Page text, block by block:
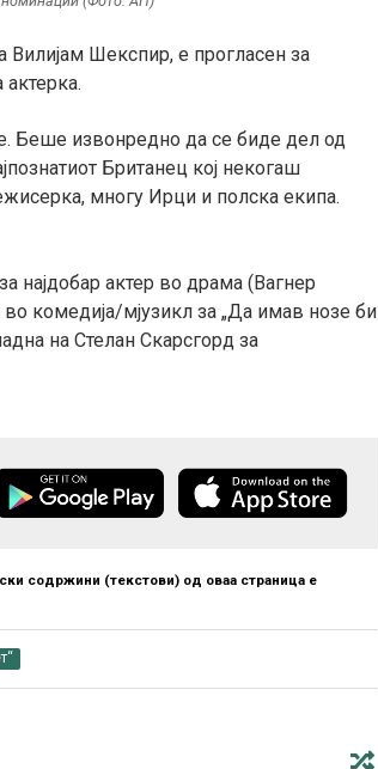
Вилијам Шекспир, е прогласен за
Беше извонредно да се биде дел од
Британец кој некогаш
многу Ирци и полска екипа.
најдобар актер во драма (Вагнер
комедија/мјузикл за „Да имав нозе би
на Стелан Скарсгорд за
содржини (текстови) од оваа страница е